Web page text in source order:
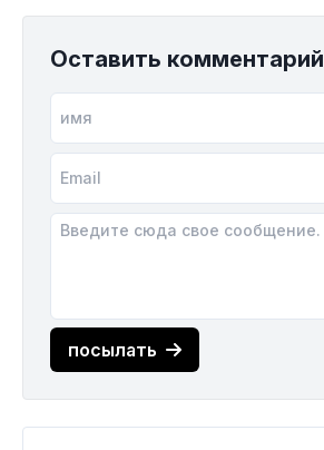
Оставить комментарий
посылать